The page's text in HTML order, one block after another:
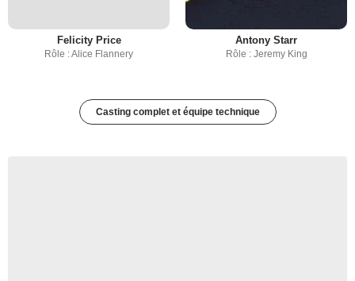
Felicity Price
Rôle : Alice Flannery
Antony Starr
Rôle : Jeremy King
Casting complet et équipe technique